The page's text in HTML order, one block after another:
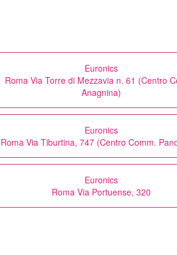
Euronics
Roma Via Torre di Mezzavia n. 61 (Centro
Anagnina)
Euronics
Roma Via Tiburtina, 747 (Centro Comm.
Euronics
Roma Via Portuense, 320